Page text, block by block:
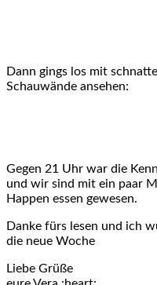
Dann gings los mit
Schauwände ansehen:
Gegen 21 Uhr war die
und wir sind mit ein paar
Happen essen gewesen.
Danke fürs lesen und ich
die neue Woche
Liebe Grüße